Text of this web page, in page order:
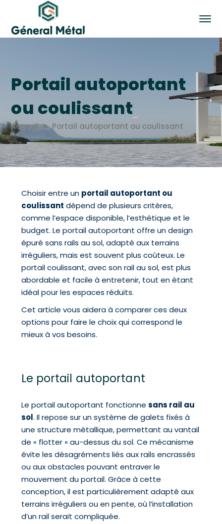
Portail autoportant
ou coulissant
Acceuil Portail autoportant ou coulissant
Choisir entre un portail autoportant ou
coulissant dépend de plusieurs critères,
comme l’espace disponible, l’esthétique et le
budget. Le portail autoportant offre un design
épuré sans rails au sol, adapté aux terrains
irréguliers, mais est souvent plus coûteux. Le
portail coulissant, avec son rail au sol, est plus
abordable et facile à entretenir, tout en étant
idéal pour les espaces réduits.
Cet article vous aidera à comparer ces deux
options pour faire le choix qui correspond le
mieux à vos besoins.
Le portail autoportant
Le portail autoportant fonctionne sans rail au
sol. Il repose sur un système de galets fixés à
une structure métallique, permettant au vantail
de « flotter » au-dessus du sol. Ce mécanisme
évite les désagréments liés aux rails encrassés
ou aux obstacles pouvant entraver le
mouvement du portail. Grâce à cette
conception, il est particulièrement adapté aux
terrains irréguliers ou en pente, où l’installation
d’un rail serait compliquée.